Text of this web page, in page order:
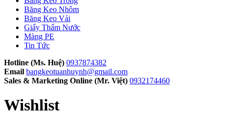
Băng Keo Nhôm
Băng Keo Vải
Giấy Thấm Nước
Màng PE
Tin Tức
Hotline (Ms. Huệ) 0937874382
Email bangkeotuanhuynh@gmail.com
Sales & Marketing Online (Mr. Việt) 0932174460
Wishlist